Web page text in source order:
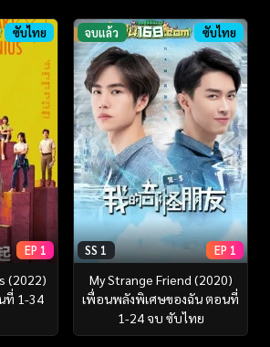
ซับไทย
EP 1
(2022)
ที่ 1-34
จบแล้ว ซับไทย
SS 1 EP 1
My Strange Friend (2020)
เพื่อนพลังพิเศษของฉัน ตอนที่
1-24 จบ ซับไทย